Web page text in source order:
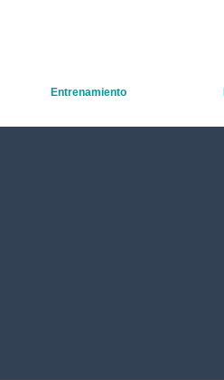
Entrenamiento